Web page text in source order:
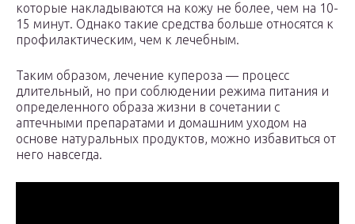
которые накладываются на кожу не более, чем на 10-
15 минут. Однако такие средства больше относятся к
профилактическим, чем к лечебным.
Таким образом, лечение купероза — процесс
длительный, но при соблюдении режима питания и
определенного образа жизни в сочетании с
аптечными препаратами и домашним уходом на
основе натуральных продуктов, можно избавиться от
него навсегда.